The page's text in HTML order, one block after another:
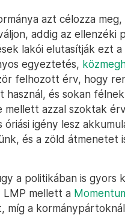
azt célozza
addig az
lakói elutasítják ezt
egyeztetés,
felhozott érv, hogy
használ, és sokan
azzal szoktak
óriási igény lesz
és a zöld átmenetet
a politikában is
mellett a
míg a